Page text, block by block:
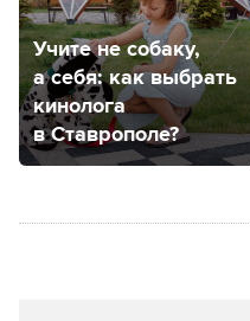
Учите не собаку,
а себя: как выбрать
кинолога
в Ставрополе?